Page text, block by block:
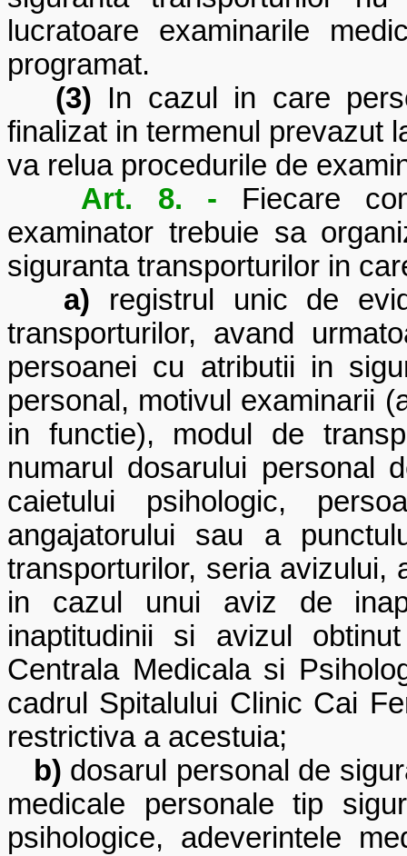
lucratoare examinarile
programat.
(3) In cazul in care
finalizat in termenul prevazut
va relua procedurile de
Art. 8. -
Fiecare
examinator trebuie sa
siguranta transporturilor in
a) registrul unic de
transporturilor, avand
persoanei cu atributii in
personal, motivul examinarii
in functie), modul de
numarul dosarului personal
caietului psihologic,
angajatorului sau a
transporturilor, seria avizului,
in cazul unui aviz de
inaptitudinii si avizul
Centrala Medicala si
cadrul Spitalului Clinic Cai
restrictiva a acestuia;
b) dosarul personal de
medicale personale tip
psihologice, adeverintele